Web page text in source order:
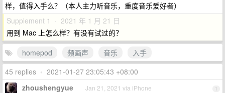
样，值得入手么？（本人主力听音乐，重度音乐爱好者）
Supplement 1 · 2021 年 1 月 21 日
用到 Mac 上怎么样？有没有试过的？
homepod
频画声 音乐
入手
45 replies • 2021-01-27 23:05:43 +08:00
1
zhoushengyue Jan 21, 2021 via iPhone